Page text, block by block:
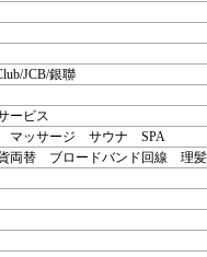
JCB/銀聯
ービス
マッサージ サウナ SPA
両替 ブロードバンド回線 理髪